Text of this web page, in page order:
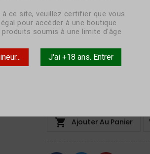
à ce site, veuillez certifier que vous
pour accéder à une boutique
produits soumis à une limite d'âge
J'ai +18 ans. Entrer
Pack à l'unité
Contenance 10ml
 Ajouter Au Panier